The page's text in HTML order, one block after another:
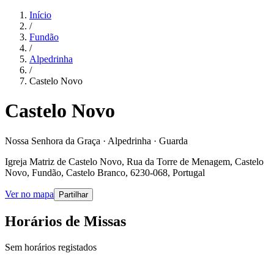
Início
/
Fundão
/
Alpedrinha
/
Castelo Novo
Castelo Novo
Nossa Senhora da Graça · Alpedrinha · Guarda
Igreja Matriz de Castelo Novo, Rua da Torre de Menagem, Castelo
Novo, Fundão, Castelo Branco, 6230-068, Portugal
Ver no mapa Partilhar
Horários de Missas
Sem horários registados